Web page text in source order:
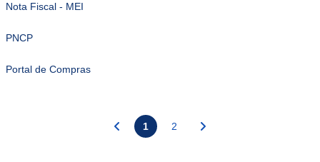
Nota Fiscal - MEI
PNCP
Portal de Compras
1 2